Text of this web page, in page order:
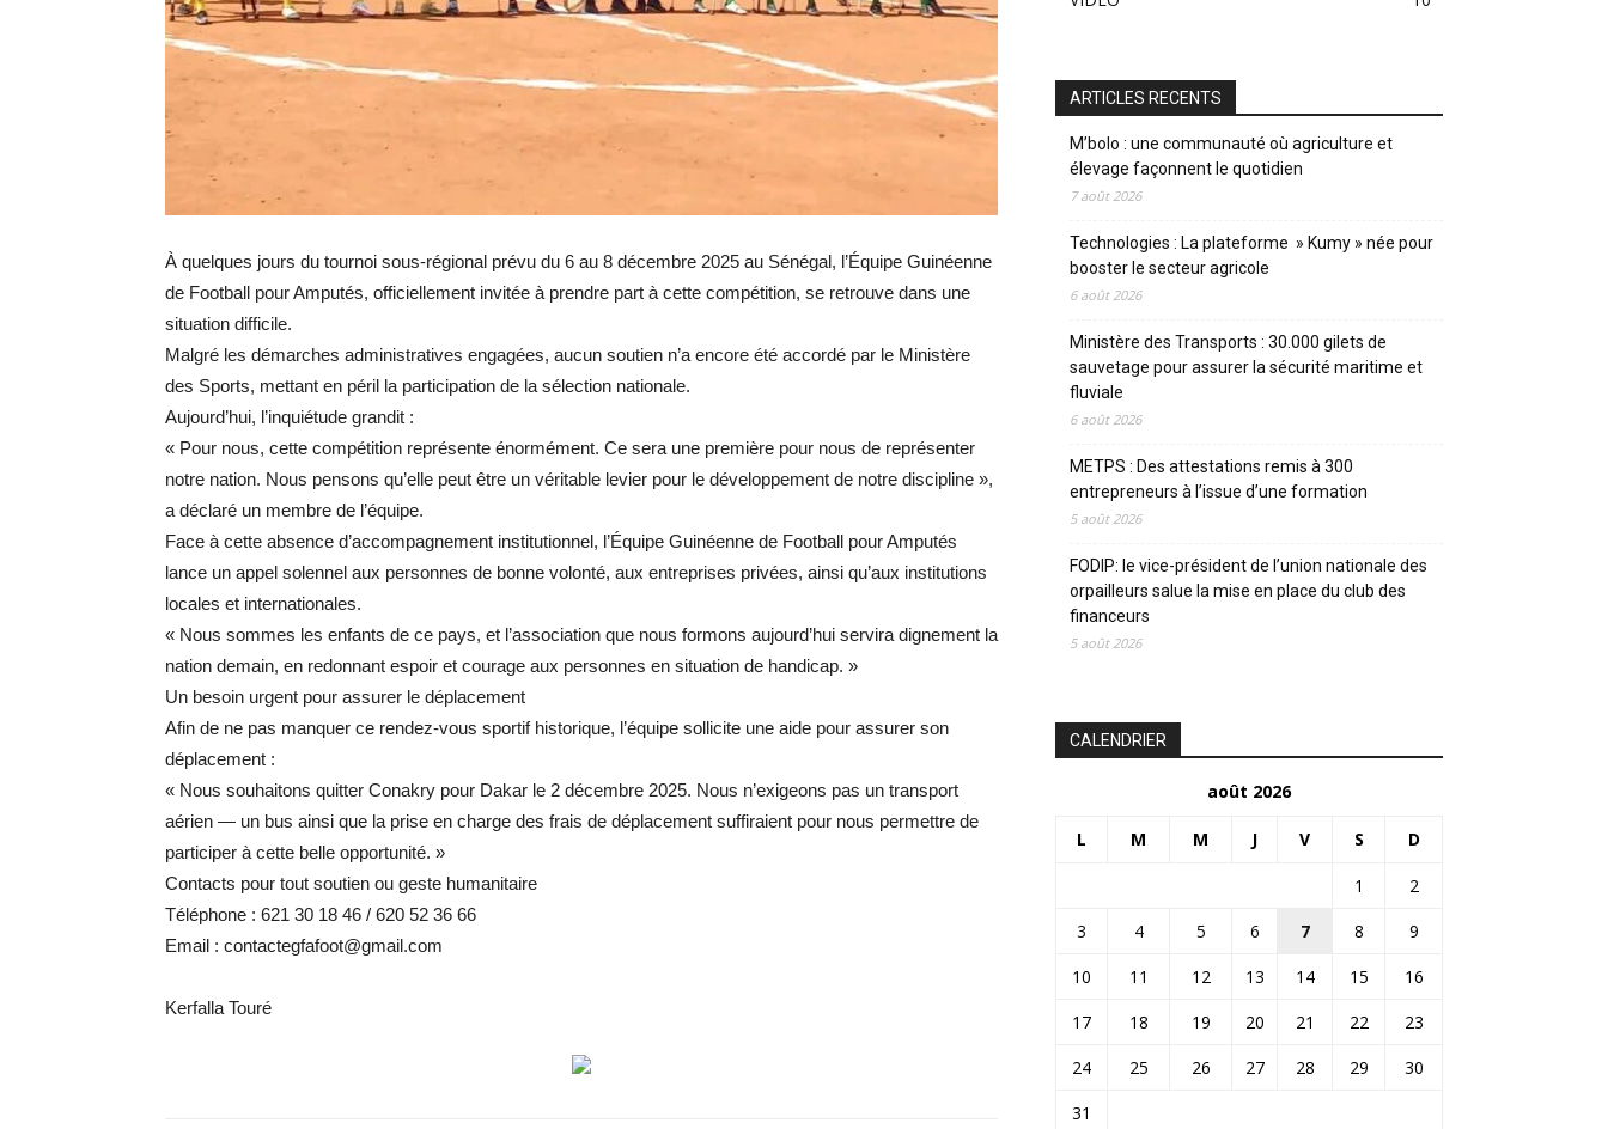
À quelques jours du tournoi sous-régional prévu du 6 au 8 décembre 2025 au Sénégal, l’Équipe Guinéenne
de Football pour Amputés, officiellement invitée à prendre part à cette compétition, se retrouve dans une
situation difficile.
Malgré les démarches administratives engagées, aucun soutien n’a encore été accordé par le Ministère
des Sports, mettant en péril la participation de la sélection nationale.
Aujourd’hui, l’inquiétude grandit :
« Pour nous, cette compétition représente énormément. Ce sera une première pour nous de représenter
notre nation. Nous pensons qu’elle peut être un véritable levier pour le développement de notre discipline »,
a déclaré un membre de l’équipe.
Face à cette absence d’accompagnement institutionnel, l’Équipe Guinéenne de Football pour Amputés
lance un appel solennel aux personnes de bonne volonté, aux entreprises privées, ainsi qu’aux institutions
locales et internationales.
« Nous sommes les enfants de ce pays, et l’association que nous formons aujourd’hui servira dignement la
nation demain, en redonnant espoir et courage aux personnes en situation de handicap. »
Un besoin urgent pour assurer le déplacement
Afin de ne pas manquer ce rendez-vous sportif historique, l’équipe sollicite une aide pour assurer son
déplacement :
« Nous souhaitons quitter Conakry pour Dakar le 2 décembre 2025. Nous n’exigeons pas un transport
aérien — un bus ainsi que la prise en charge des frais de déplacement suffiraient pour nous permettre de
participer à cette belle opportunité. »
Contacts pour tout soutien ou geste humanitaire
Téléphone : 621 30 18 46 / 620 52 36 66
Email : contactegfafoot@gmail.com
Kerfalla Touré
ARTICLES RECENTS
M’bolo : une communauté où agriculture et
élevage façonnent le quotidien
7 août 2026
Technologies : La plateforme » Kumy » née pour
booster le secteur agricole
6 août 2026
Ministère des Transports : 30.000 gilets de
sauvetage pour assurer la sécurité maritime et
fluviale
6 août 2026
METPS : Des attestations remis à 300
entrepreneurs à l’issue d’une formation
5 août 2026
FODIP: le vice-président de l’union nationale des
orpailleurs salue la mise en place du club des
financeurs
5 août 2026
CALENDRIER
août 2026
L M M J V S D
1
2
3
4 5 6 7 8
9
10
11 12 13 14 15
16
17
18 19 20 21 22
23
24
25 26 27 28 29
30
31